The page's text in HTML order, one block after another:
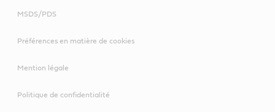
Pâte d’assemblage pour la lubrification de composants à
atteindre. Produit utilisé pour les surfaces de glissement,
alliage ferreux ou certains guides en alliage non ferreux.
MSDS/PDS
Préférences en matière de cookies
Mention légale
Politique de confidentialité